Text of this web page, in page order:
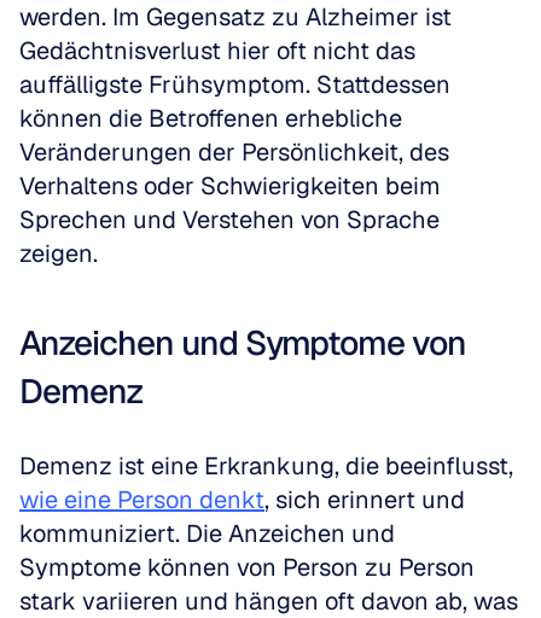
werden. Im Gegensatz zu Alzheimer ist
Gedächtnisverlust hier oft nicht das
auffälligste Frühsymptom. Stattdessen
können die Betroffenen erhebliche
Veränderungen der Persönlichkeit, des
Verhaltens oder Schwierigkeiten beim
Sprechen und Verstehen von Sprache
zeigen.
Anzeichen und Symptome von
Demenz
wie eine Person denkt, sich erinnert und
kommuniziert. Die Anzeichen und
Symptome können von Person zu Person
stark variieren und hängen oft davon ab, was